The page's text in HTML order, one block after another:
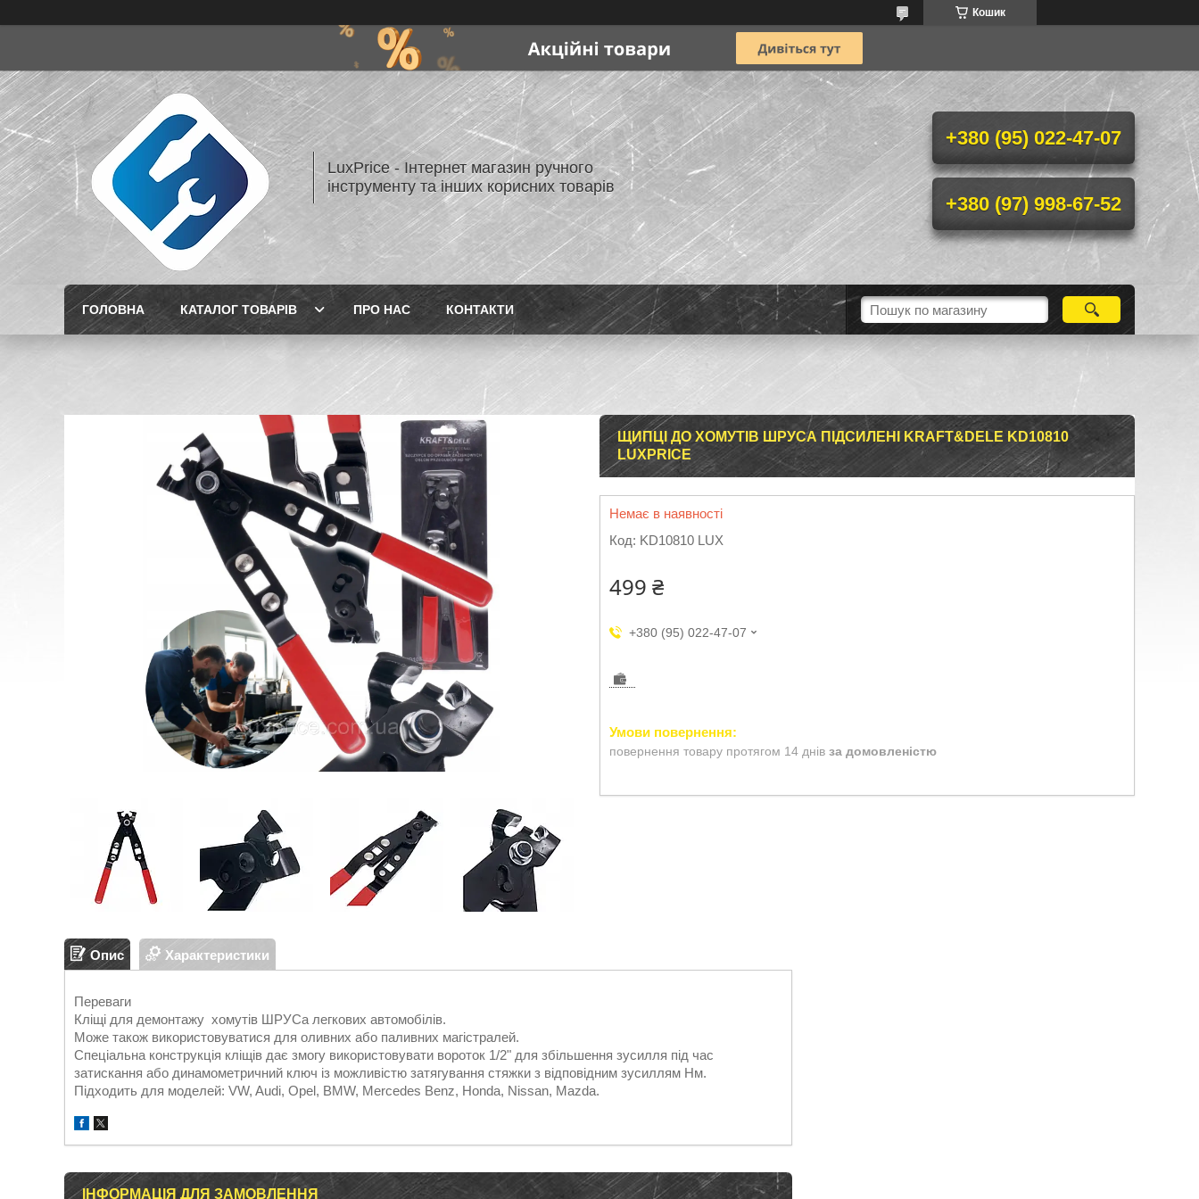
Кошик
LuxPrice - Інтернет магазин ручного
інструменту та інших корисних товарів
+380 (95) 022-47-07
+380 (97) 998-67-52
ГОЛОВНА КАТАЛОГ ТОВАРІВ ПРО НАС КОНТАКТИ
ЩИПЦІ ДО ХОМУТІВ ШРУСА ПІДСИЛЕНІ KRAFT&DELE KD10810
LUXPRICE
Немає в наявності
Код: KD10810 LUX
499 ₴
+380 (95) 022-47-07
повернення товару протягом 14 днів за домовленістю
Опис Характеристики
Переваги
Кліщі для демонтажу хомутів ШРУСа легкових автомобілів.
Може також використовуватися для оливних або паливних магістралей.
Спеціальна конструкція кліщів дає змогу використовувати вороток 1/2" для збільшення зусилля під час
затискання або динамометричний ключ із можливістю затягування стяжки з відповідним зусиллям Нм.
Підходить для моделей: VW, Audi, Opel, BMW, Mercedes Benz, Honda, Nissan, Mazda.
ІНФОРМАЦІЯ ДЛЯ ЗАМОВЛЕННЯ